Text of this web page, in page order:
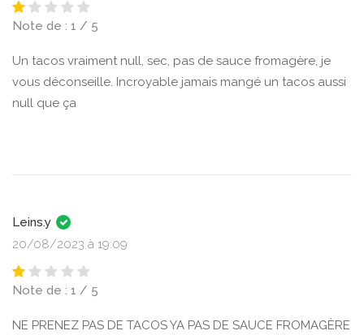
Note de : 1 / 5
Un tacos vraiment null, sec, pas de sauce fromagère, je
vous déconseille. Incroyable jamais mangé un tacos aussi
null que ça
Leins.y
20/08/2023 à 19:09
Note de : 1 / 5
NE PRENEZ PAS DE TACOS YA PAS DE SAUCE FROMAGÈRE